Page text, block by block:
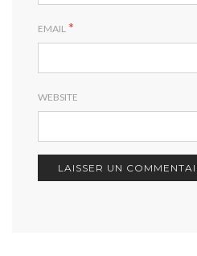
EMAIL *
WEBSITE